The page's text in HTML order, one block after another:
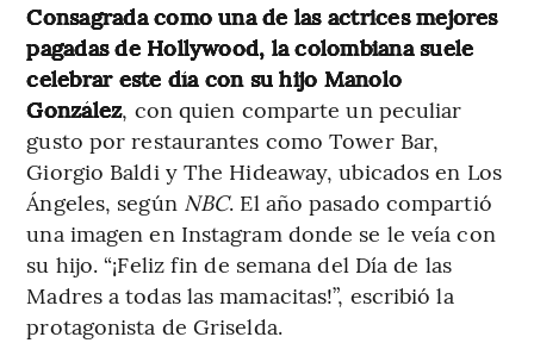
Consagrada como una de las actrices mejores
pagadas de Hollywood, la colombiana suele
celebrar este día con su hijo Manolo
González, con quien comparte un peculiar
gusto por restaurantes como Tower Bar,
Giorgio Baldi y The Hideaway, ubicados en Los
Ángeles, según NBC. El año pasado compartió
una imagen en Instagram donde se le veía con
su hijo. “¡Feliz fin de semana del Día de las
Madres a todas las mamacitas!”, escribió la
protagonista de Griselda.